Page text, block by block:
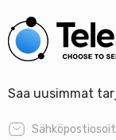
Saa uusimmat